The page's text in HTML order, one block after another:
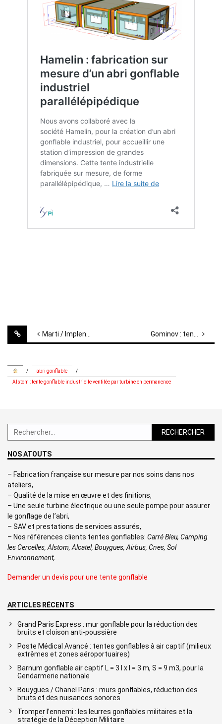
Post
navigation
Marti / Implenia : abri gonflable de chantier BTP urbain, revêtement de sol, pose de dalle en béton Gominov : tente gonflable de chantier, protection contre les intempéries et les poussières
/ abri gonflable
/
Alstom : tente gonflable industrielle ventilée par turbine en permanence
Rechercher :
NOS ATOUTS
– Fabrication française sur mesure par nos soins dans nos
ateliers,
– Qualité de la mise en œuvre et des finitions,
– Une seule turbine électrique ou une seule pompe pour assurer
le gonflage de l’abri,
– SAV et prestations de services assurés,
– Nos références clients tentes gonflables: Carré Bleu, Camping
les Cercelles, Alstom, Alcatel, Bouygues, Airbus, Cnes, Sol
Environnement,…
Demander un devis pour une tente gonflable
ARTICLES RÉCENTS
Grand Paris Express : mur gonflable pour la réduction des
bruits et cloison anti-poussière
Poste Médical Avancé : tentes gonflables à air captif (milieux
extrêmes et zones aéroportuaires)
Barnum gonflable air captif L = 3 l x l = 3 m, S = 9 m3, pour la
Gendarmerie nationale
Bouygues / Chanel Paris : murs gonflables, réduction des
bruits et des nuisances sonores
Tromper l’ennemi : les leurres gonflables militaires et la
stratégie de la Déception Militaire